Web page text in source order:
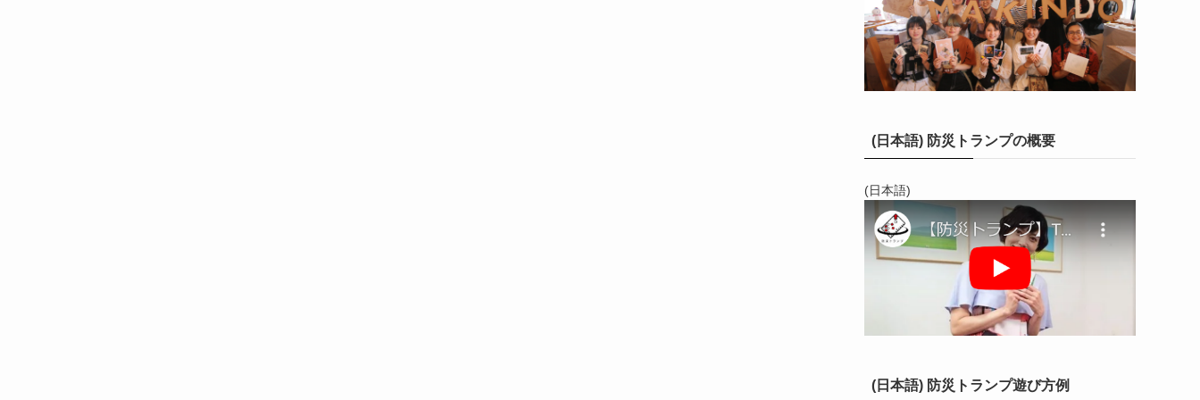
(日本語) 防災トランプの概要
(日本語)
(日本語) 防災トランプ遊び方例